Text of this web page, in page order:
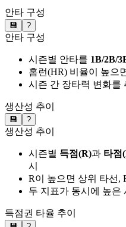
안타 구성
💾 ?
안타 구성
시즌별 안타를 1B/2B/
홈런(HR) 비율이 높으
시즌 간 장타력 변화를
생산성 추이
💾 ?
생산성 추이
시즌별 득점(R)과 타점
시
R이 높으면 상위 타선,
두 지표가 동시에 높은
득점권 타율 추이